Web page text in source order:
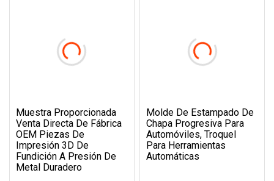
Muestra Proporcionada
Venta Directa De Fábrica
OEM Piezas De
Impresión 3D De
Fundición A Presión De
Metal Duradero
Molde De Estampado De
Chapa Progresiva Para
Automóviles, Troquel
Para Herramientas
Automáticas